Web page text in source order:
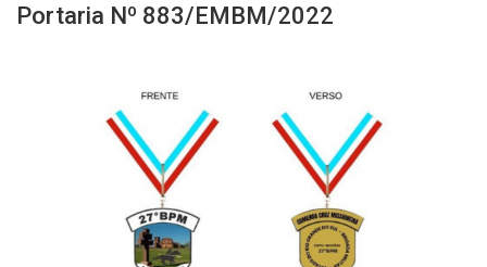
Portaria Nº 883/EMBM/2022